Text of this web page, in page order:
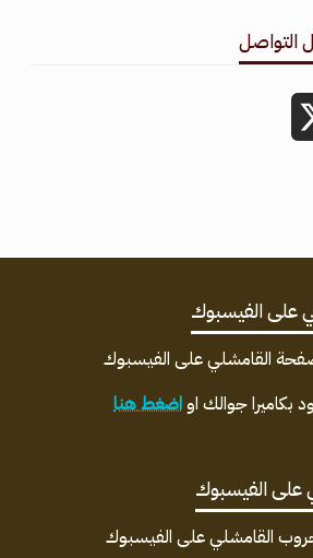
التواصل
على الفيسبوك
بكاميرا جوالك اواضغط هنا
على الفيسبوك